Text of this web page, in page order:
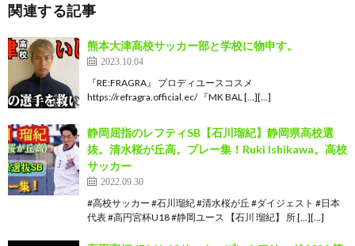
関連する記事
熊本大津高校サッカー部と学校に物申す。
2023.10.04
『RE:FRAGRA』 プロディユースコスメ
https://refragra.official.ec/ 『MK BAL […][…]
静岡屈指のレフティSB【石川瑠紀】静岡県高校選
抜。清水桜が丘高。プレー集！Ruki Ishikawa。高校
サッカー
2022.09.30
#高校サッカー #石川瑠紀 #清水桜が丘 #ダイジェスト #日本
代表 #高円宮杯U18 #静岡ユース 【石川 瑠紀】 所 […][…]